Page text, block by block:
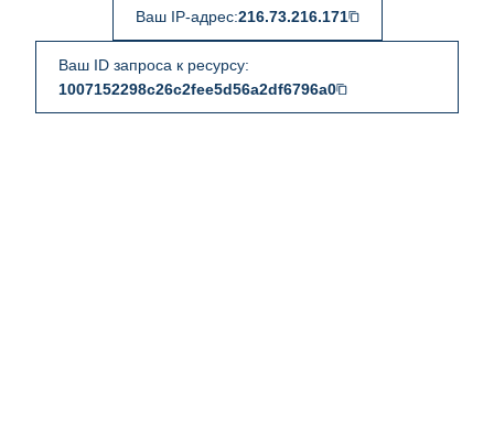
Ваш IP-адрес:216.73.216.171
Ваш ID запроса к ресурсу:
1007152298c26c2fee5d56a2df6796a0